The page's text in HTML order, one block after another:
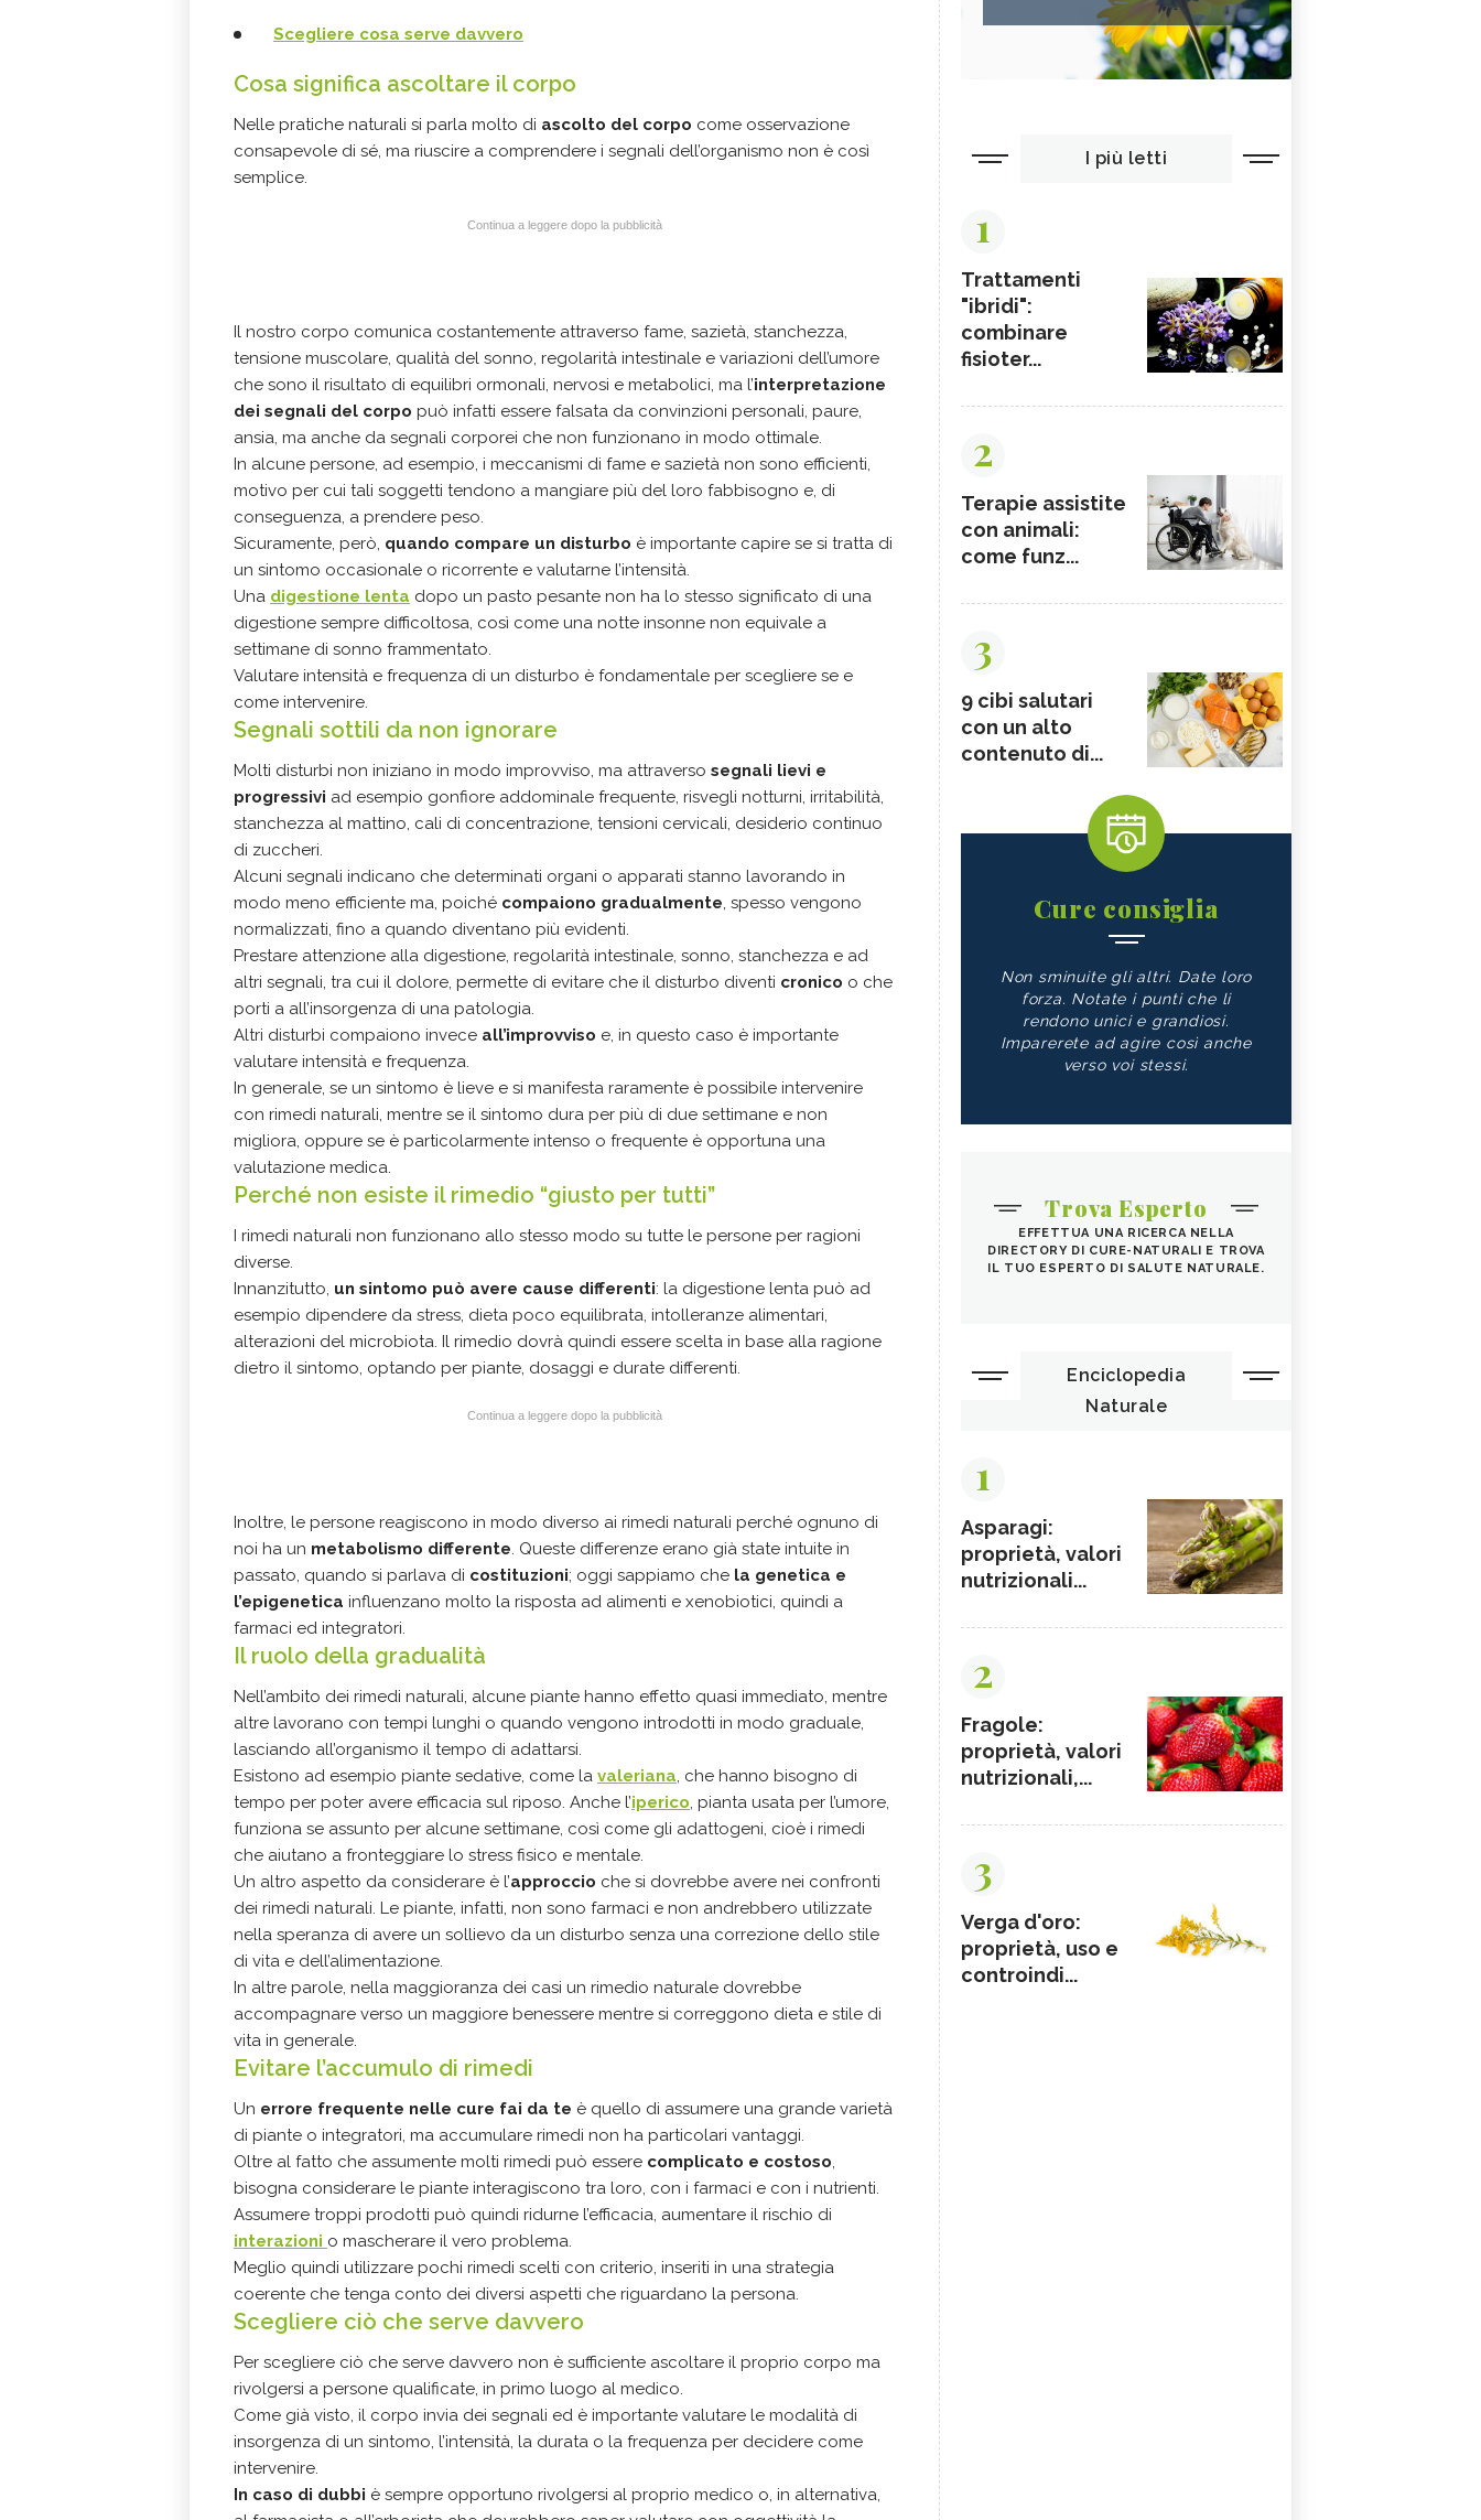
Scegliere cosa serve davvero
Cosa significa ascoltare il corpo
Nelle pratiche naturali si parla molto di ascolto del corpo come osservazione
consapevole di sé, ma riuscire a comprendere i segnali dell’organismo non è così
semplice.
Continua a leggere dopo la pubblicità
Il nostro corpo comunica costantemente attraverso fame, sazietà, stanchezza,
tensione muscolare, qualità del sonno, regolarità intestinale e variazioni dell’umore
che sono il risultato di equilibri ormonali, nervosi e metabolici, ma l’interpretazione
dei segnali del corpo può infatti essere falsata da convinzioni personali, paure,
ansia, ma anche da segnali corporei che non funzionano in modo ottimale.
In alcune persone, ad esempio, i meccanismi di fame e sazietà non sono efficienti,
motivo per cui tali soggetti tendono a mangiare più del loro fabbisogno e, di
conseguenza, a prendere peso.
Sicuramente, però, quando compare un disturbo è importante capire se si tratta di
un sintomo occasionale o ricorrente e valutarne l’intensità.
Una digestione lenta dopo un pasto pesante non ha lo stesso significato di una
digestione sempre difficoltosa, così come una notte insonne non equivale a
settimane di sonno frammentato.
Valutare intensità e frequenza di un disturbo è fondamentale per scegliere se e
come intervenire.
Segnali sottili da non ignorare
Molti disturbi non iniziano in modo improvviso, ma attraverso segnali lievi e
progressivi ad esempio gonfiore addominale frequente, risvegli notturni, irritabilità,
stanchezza al mattino, cali di concentrazione, tensioni cervicali, desiderio continuo
di zuccheri.
Alcuni segnali indicano che determinati organi o apparati stanno lavorando in
modo meno efficiente ma, poiché compaiono gradualmente, spesso vengono
normalizzati, fino a quando diventano più evidenti.
Prestare attenzione alla digestione, regolarità intestinale, sonno, stanchezza e ad
altri segnali, tra cui il dolore, permette di evitare che il disturbo diventi cronico o che
porti a all’insorgenza di una patologia.
Altri disturbi compaiono invece all’improvviso e, in questo caso è importante
valutare intensità e frequenza.
In generale, se un sintomo è lieve e si manifesta raramente è possibile intervenire
con rimedi naturali, mentre se il sintomo dura per più di due settimane e non
migliora, oppure se è particolarmente intenso o frequente è opportuna una
valutazione medica.
Perché non esiste il rimedio “giusto per tutti”
I rimedi naturali non funzionano allo stesso modo su tutte le persone per ragioni
diverse.
Innanzitutto, un sintomo può avere cause differenti: la digestione lenta può ad
esempio dipendere da stress, dieta poco equilibrata, intolleranze alimentari,
alterazioni del microbiota. Il rimedio dovrà quindi essere scelta in base alla ragione
dietro il sintomo, optando per piante, dosaggi e durate differenti.
Continua a leggere dopo la pubblicità
Inoltre, le persone reagiscono in modo diverso ai rimedi naturali perché ognuno di
noi ha un metabolismo differente. Queste differenze erano già state intuite in
passato, quando si parlava di costituzioni; oggi sappiamo che la genetica e
l’epigenetica influenzano molto la risposta ad alimenti e xenobiotici, quindi a
farmaci ed integratori.
Il ruolo della gradualità
Nell’ambito dei rimedi naturali, alcune piante hanno effetto quasi immediato, mentre
altre lavorano con tempi lunghi o quando vengono introdotti in modo graduale,
lasciando all’organismo il tempo di adattarsi.
Esistono ad esempio piante sedative, come la valeriana, che hanno bisogno di
tempo per poter avere efficacia sul riposo. Anche l’iperico, pianta usata per l’umore,
funziona se assunto per alcune settimane, così come gli adattogeni, cioè i rimedi
che aiutano a fronteggiare lo stress fisico e mentale.
Un altro aspetto da considerare è l’approccio che si dovrebbe avere nei confronti
dei rimedi naturali. Le piante, infatti, non sono farmaci e non andrebbero utilizzate
nella speranza di avere un sollievo da un disturbo senza una correzione dello stile
di vita e dell’alimentazione.
In altre parole, nella maggioranza dei casi un rimedio naturale dovrebbe
accompagnare verso un maggiore benessere mentre si correggono dieta e stile di
vita in generale.
Evitare l’accumulo di rimedi
Un errore frequente nelle cure fai da te è quello di assumere una grande varietà
di piante o integratori, ma accumulare rimedi non ha particolari vantaggi.
Oltre al fatto che assumente molti rimedi può essere complicato e costoso,
bisogna considerare le piante interagiscono tra loro, con i farmaci e con i nutrienti.
Assumere troppi prodotti può quindi ridurne l’efficacia, aumentare il rischio di
interazioni o mascherare il vero problema.
Meglio quindi utilizzare pochi rimedi scelti con criterio, inseriti in una strategia
coerente che tenga conto dei diversi aspetti che riguardano la persona.
Scegliere ciò che serve davvero
Per scegliere ciò che serve davvero non è sufficiente ascoltare il proprio corpo ma
rivolgersi a persone qualificate, in primo luogo al medico.
Come già visto, il corpo invia dei segnali ed è importante valutare le modalità di
insorgenza di un sintomo, l’intensità, la durata o la frequenza per decidere come
intervenire.
In caso di dubbi è sempre opportuno rivolgersi al proprio medico o, in alternativa,
I più letti
1
Trattamenti
"ibridi":
combinare
fisioter...
2
Terapie assistite
con animali:
come funz...
3
9 cibi salutari
con un alto
contenuto di...
Cure consiglia
Non sminuite gli altri. Date loro
forza. Notate i punti che li
rendono unici e grandiosi.
Imparerete ad agire così anche
verso voi stessi.
Trova Esperto
EFFETTUA UNA RICERCA NELLA
DIRECTORY DI CURE-NATURALI E TROVA
IL TUO ESPERTO DI SALUTE NATURALE.
Enciclopedia
Naturale
1
Asparagi:
proprietà, valori
nutrizionali...
2
Fragole:
proprietà, valori
nutrizionali,...
3
Verga d'oro:
proprietà, uso e
controindi...